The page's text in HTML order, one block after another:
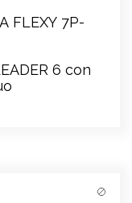
FLEXY 7P-
6 con